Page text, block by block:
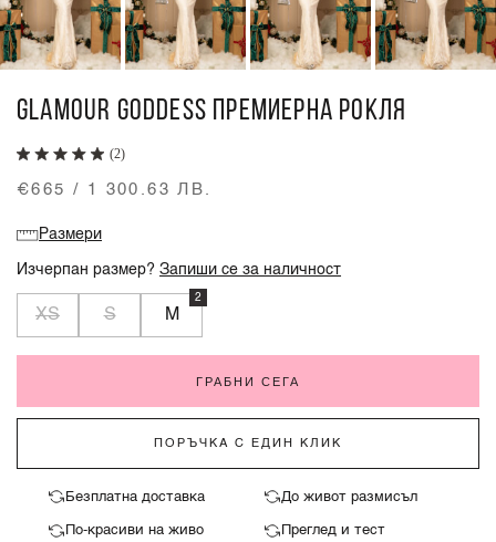
GLAMOUR GODDESS ПРЕМИЕРНА РОКЛЯ
(2)
€665 / 1 300.63 ЛВ.
Размери
Изчерпан размер?Запиши се за наличност
XS S M
2
ГРАБНИ СЕГА
ПОРЪЧКА С ЕДИН КЛИК
Безплатна доставка До живот размисъл
По-красиви на живо Преглед и тест